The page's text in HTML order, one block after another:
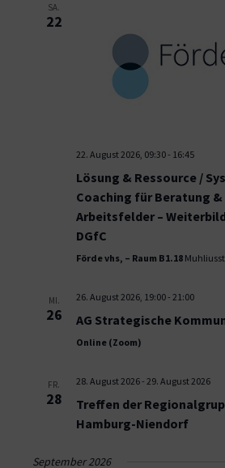
SA.
22
22. August 2026, 09:30- 16:45
Lösung & Ressource /
Coaching für Beratung
Arbeitsfelder –
DGfC
Förde vhs, – Raum B1.18
MI.
26
26. August 2026, 19:00- 21:00
AG Strategische
Online (Zoom)
FR.
28
28. August 2026- 29. August 2026
Treffen der
Hamburg-Niendorf
September 2026